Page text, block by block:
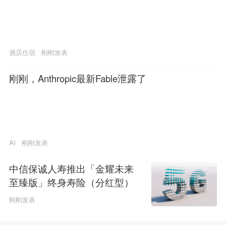
酒店住宿 刚刚发表
刚刚，Anthropic最新Fable泄露了
AI 刚刚发表
中信保诚人寿推出「金耀未来
至臻版」终身寿险（分红型）
刚刚发表